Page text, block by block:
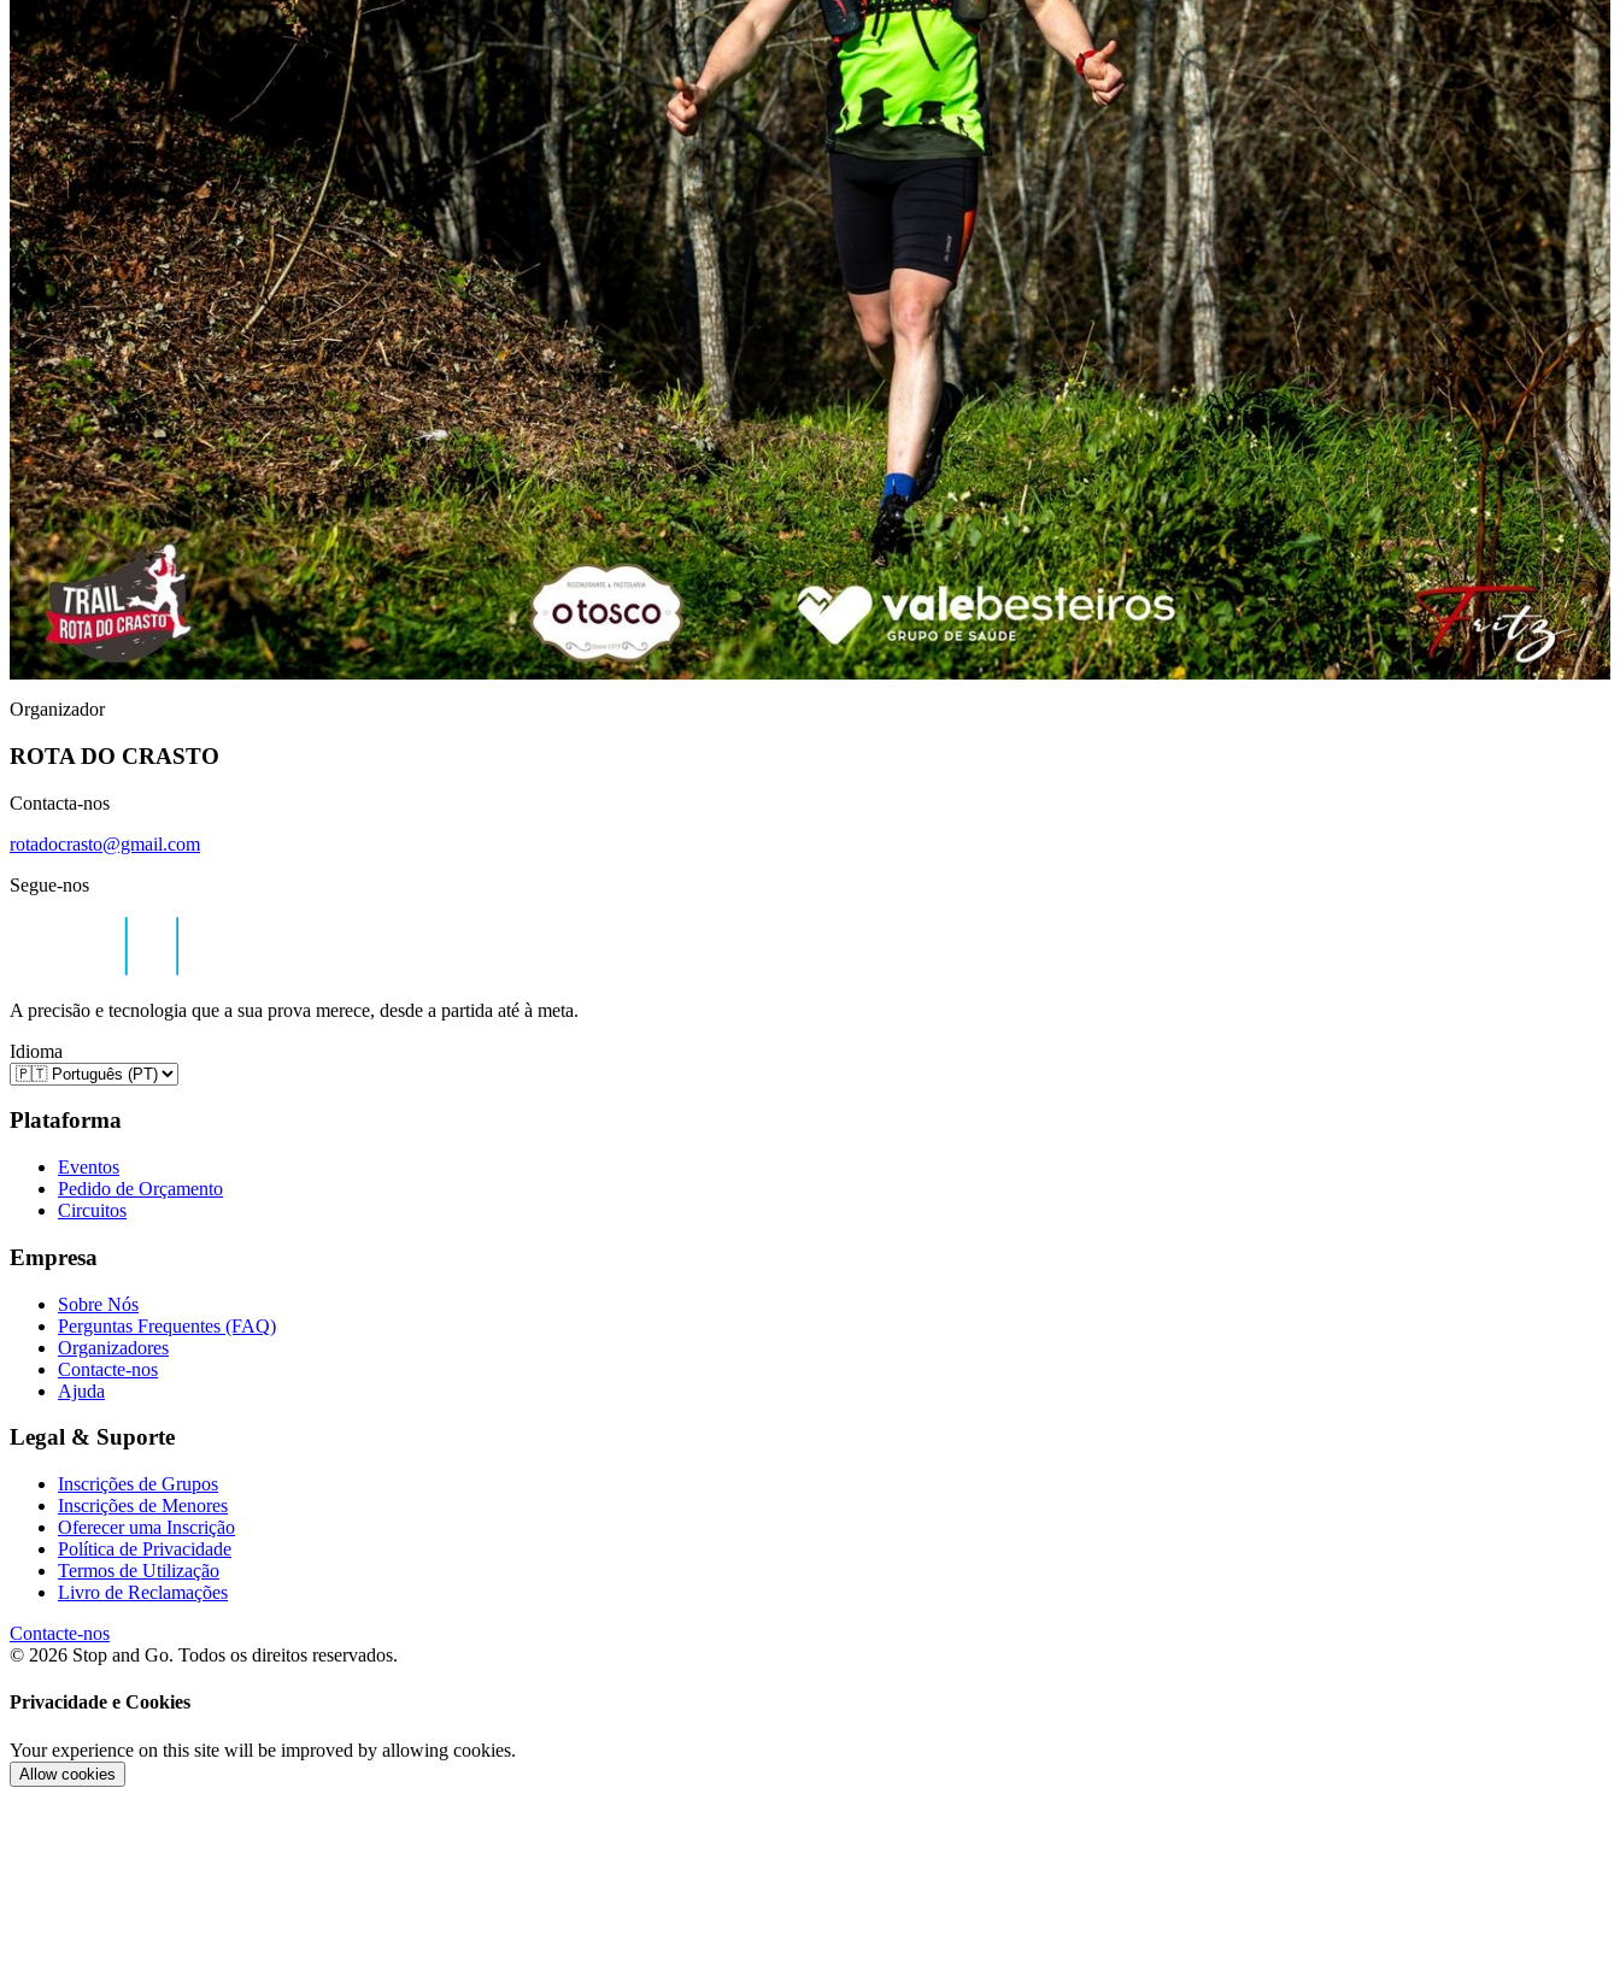
Organizador
ROTA DO CRASTO
Contacta-nos
rotadocrasto@gmail.com
Segue-nos
A precisão e tecnologia que a sua prova merece, desde a partida até à meta.
Idioma
Plataforma
Eventos
Pedido de Orçamento
Circuitos
Empresa
Sobre Nós
Perguntas Frequentes (FAQ)
Organizadores
Contacte-nos
Ajuda
Legal & Suporte
Inscrições de Grupos
Inscrições de Menores
Oferecer uma Inscrição
Política de Privacidade
Termos de Utilização
Livro de Reclamações
Contacte-nos
© 2026 Stop and Go. Todos os direitos reservados.
Privacidade e Cookies
Your experience on this site will be improved by allowing cookies.
Allow cookies